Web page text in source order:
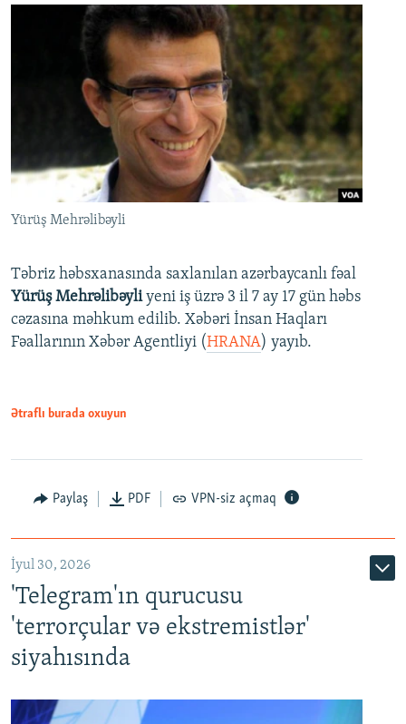
Yürüş Mehrəlibəyli
Təbriz həbsxanasında saxlanılan azərbaycanlı fəal
Yürüş Mehrəlibəyliyeni iş üzrə 3 il 7 ay 17 gün həbs
cəzasına məhkum edilib. Xəbəri İnsan Haqları
Fəallarının Xəbər Agentliyi (HRANA) yayıb.
Ətraflı burada oxuyun
Paylaş PDF VPN-siz açmaq
İyul 30, 2026
'Telegram'ın qurucusu
'terrorçular və ekstremistlər'
siyahısında